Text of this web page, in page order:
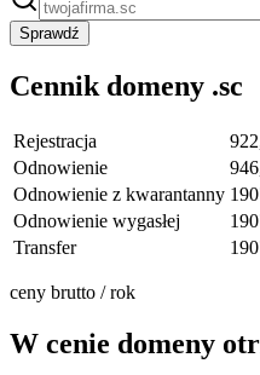
Sprawdź
Cennik domeny .sc
Rejestracja
Odnowienie
Odnowienie z kwarantanny
Odnowienie wygasłej
Transfer
ceny brutto / rok
W cenie domeny